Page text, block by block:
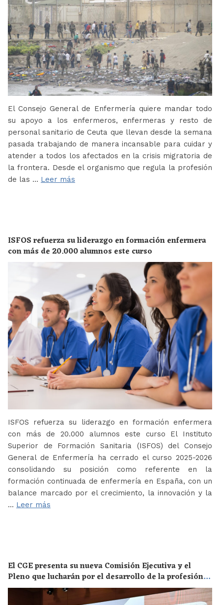
El Consejo General de Enfermería quiere mandar todo
su apoyo a los enfermeros, enfermeras y resto de
personal sanitario de Ceuta que llevan desde la semana
pasada trabajando de manera incansable para cuidar y
atender a todos los afectados en la crisis migratoria de
la frontera. Desde el organismo que regula la profesión
de las … Leer más
ISFOS refuerza su liderazgo en formación enfermera
con más de 20.000 alumnos este curso
ISFOS refuerza su liderazgo en formación enfermera
con más de 20.000 alumnos este curso El Instituto
Superior de Formación Sanitaria (ISFOS) del Consejo
General de Enfermería ha cerrado el curso 2025-2026
consolidando su posición como referente en la
formación continuada de enfermería en España, con un
balance marcado por el crecimiento, la innovación y la
… Leer más
El CGE presenta su nueva Comisión Ejecutiva y el
Pleno que lucharán por el desarrollo de la profesión
en los próximos años